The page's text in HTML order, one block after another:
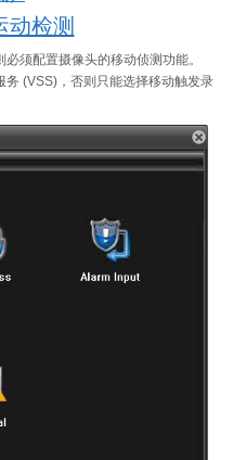
动检测
须配置摄像头的移动侦测功能。
务 (VSS)，否则只能选择移动触发录